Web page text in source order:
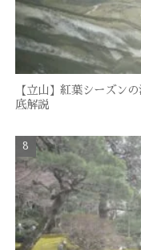
【立山】紅葉シーズン
底解説